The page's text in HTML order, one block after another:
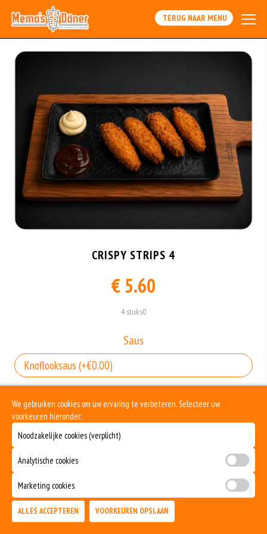
TERUG NAAR MENU
CRISPY STRIPS 4
€ 5.60
4 stuks0
Saus
Allergenen informatie
Geen aangegeven allergenen.
We gebruiken cookies om uw ervaring te verbeteren. Selecteer uw
voorkeuren hieronder:
Noodzakelijke cookies (verplicht)
Analytische cookies
Marketing cookies
ALLES ACCEPTEREN VOORKEUREN OPSLAAN